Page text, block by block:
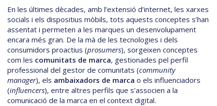
En les últimes dècades, amb l’extensió d’internet, les xarxes
socials i els dispositius mòbils, tots aquests conceptes s’han
assentat i permeten a les marques un desenvolupament
encara més gran. De la mà de les tecnologies i dels
consumidors proactius (prosumers), sorgeixen conceptes
com les comunitats de marca, gestionades pel perfil
professional del gestor de comunitats (community
manager), els ambaixadors de marca o els influenciadors
(influencers), entre altres perfils que s’associen a la
comunicació de la marca en el context digital.